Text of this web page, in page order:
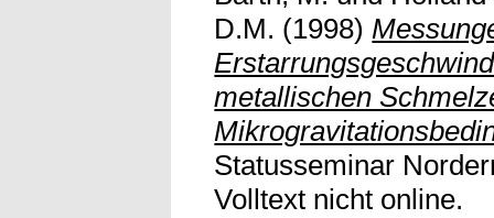
D.M. (1998)
metallischen
Statusseminar
Volltext nicht online.